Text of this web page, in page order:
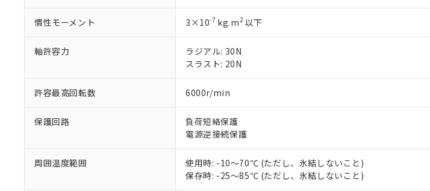
慣性モーメント 3×10-7 kg.m2以下
軸許容力
ラジアル: 30N
スラスト: 20N
許容最高回転数 6000r/min
保護回路
負荷短絡保護
電源逆接続保護
周囲温度範囲
使用時: -10～70℃ (ただし、氷結しないこと)
保存時: -25～85℃ (ただし、氷結しないこと)
本サービスは、当社制御機器事業取扱商品の当社在
くものです。
在庫状況および標準価格照会結果は、記載している
のであり、閲覧された時点での実際の在庫および標準
い。
当社販売員にご相談ください。
オムロン制御機器販売店や当社販売拠点は「販売ネッ
在庫状況および標準価格結果を当社の事前の承諾なく
す。
マイパーツ機能（部品リスト作成サービス）をご利
ている必要があります。
お客様が当ウェブサイト上で当社にご登録された部
が、当社の製品・サービスに関するお客様との取引
*EU RoHS指令（10物質）：
鉛(Pb) 1000ppm以下、 水銀(Hg) 1000ppm以下、 カドミウム(Cd) 100ppm以
六価クロム(Cr(Ⅵ)) 1000ppm以下、ポリ臭化ビフェニル類(PBB) 1000ppm
フタル酸ビス(2-エチルヘキシル) (DEHP)(別名：DOP) 1000ppm以下、フタ
但し、RoHS指令で産業用監視および制御機器に対する適用除外項目は除く。
フタル酸エステル類の４物質については閾値を超える意図的な使用がないこ
※2 対応予定月
部品在庫の切り替え状況などにより、予定月が前後すること
※3 非含有証明書ダウンロード
「－」：未確認です。当社販売部門へお問い合わせください
Pb(鉛) :1000ppm、 Hg(水銀) : 1000ppm、 Cd(カドミウム) : 100ppm、
Cr(Ⅵ)(六価クロム) : 1000ppm、 PBBs(ポリ臭化ビフェニル類) : 1000ppm
DBP(フタル酸ジブチル) : 1000ppm、 DIBP(フタル酸ジイソブチル) :
DEHP(フタル酸ビス(2-エチルヘキシル)) : 1000ppm
※2 環境保護使用期限
「ｅ」：有害物質（10物質）のすべてが基準値以下であるこ
「10」：通常の使用状況下において有害物質が外部に漏え
味します。
「－」：未確認です。当社販売部門へお問い合わせください
当社は、これら貴社製品のうち、外国為替および外国
う）を輸出または国外への提供する場合は、日本国
などの必要な手続きをとります。
当社は規制貨物を破棄する場合は、完全に破砕するな
ます。
当社は、貴社製品を第三者に販売する場合は、上記1
また当社は、販売先および販売に係わる関係者が違法
たしません。
記
号
説明
○ 一定数以上の在庫あり
△
－
在庫なし(最新の在庫状況については、お客様の
機器販売店・当社販売員にご確認ください)
空
白
受注生産機種、また在庫状況の情報を公開してい